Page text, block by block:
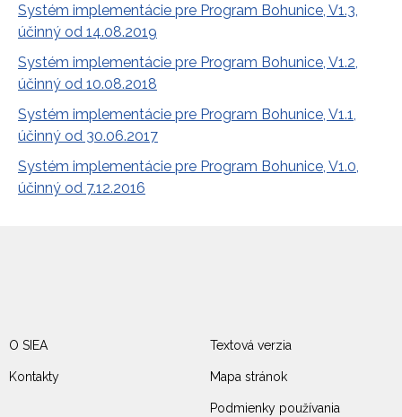
Systém implementácie pre Program Bohunice, V1.3,
účinný od 14.08.2019
Systém implementácie pre Program Bohunice, V1.2,
účinný od 10.08.2018
Systém implementácie pre Program Bohunice, V1.1,
účinný od 30.06.2017
Systém implementácie pre Program Bohunice, V1.0,
účinný od 7.12.2016
O SIEA
Kontakty
Textová verzia
Mapa stránok
Podmienky používania